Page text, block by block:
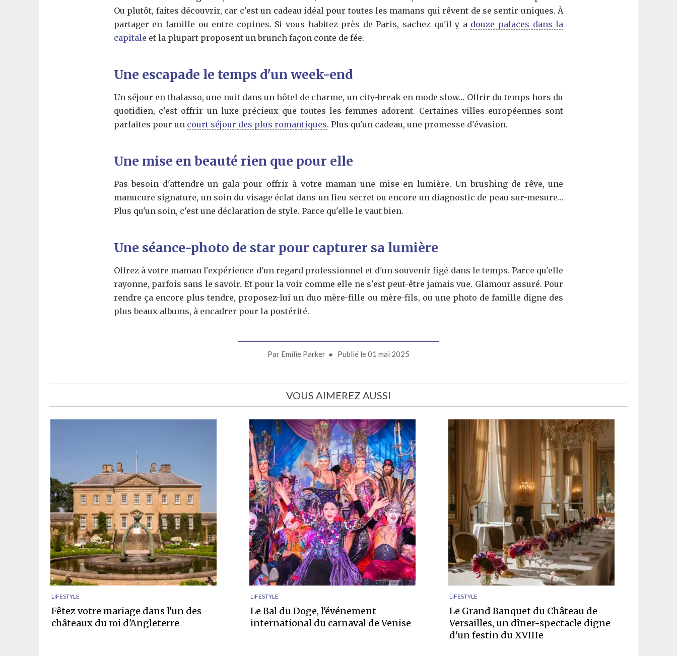
Ou plutôt, faites découvrir, car c'est un cadeau idéal pour toutes les mamans qui rêvent de se sentir uniques. À
partager en famille ou entre copines. Si vous habitez près de Paris, sachez qu'il y a douze palaces dans la
capitale et la plupart proposent un brunch façon conte de fée.
Une escapade le temps d'un week-end
Un séjour en thalasso, une nuit dans un hôtel de charme, un city-break en mode slow… Offrir du temps hors du
quotidien, c'est offrir un luxe précieux que toutes les femmes adorent. Certaines villes européennes sont
parfaites pour un court séjour des plus romantiques. Plus qu'un cadeau, une promesse d'évasion.
Une mise en beauté rien que pour elle
Pas besoin d'attendre un gala pour offrir à votre maman une mise en lumière. Un brushing de rêve, une
manucure signature, un soin du visage éclat dans un lieu secret ou encore un diagnostic de peau sur-mesure…
Plus qu'un soin, c'est une déclaration de style. Parce qu'elle le vaut bien.
Une séance-photo de star pour capturer sa lumière
Offrez à votre maman l'expérience d'un regard professionnel et d'un souvenir figé dans le temps. Parce qu'elle
rayonne, parfois sans le savoir. Et pour la voir comme elle ne s'est peut-être jamais vue. Glamour assuré. Pour
rendre ça encore plus tendre, proposez-lui un duo mère-fille ou mère-fils, ou une photo de famille digne des
plus beaux albums, à encadrer pour la postérité.
Par Emilie Parker ● Publié le01 mai 2025
VOUS AIMEREZ AUSSI
LIFESTYLE
Fêtez votre mariage dans l'un des
châteaux du roi d'Angleterre
LIFESTYLE
Le Bal du Doge, l'événement
international du carnaval de Venise
LIFESTYLE
Le Grand Banquet du Château de
Versailles, un dîner-spectacle digne
d'un festin du XVIIIe